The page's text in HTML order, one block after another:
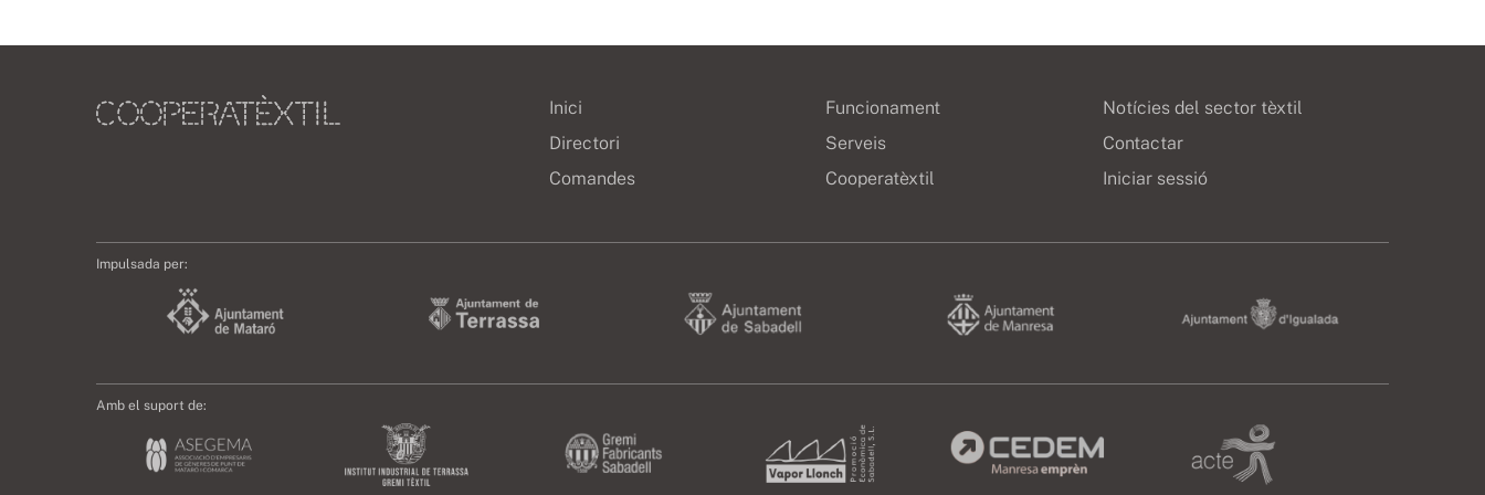
Inici
Directori
Comandes
Funcionament
Serveis
Cooperatèxtil
Notícies del sector tèxtil
Contactar
Iniciar sessió
Impulsada per:
Amb el suport de: